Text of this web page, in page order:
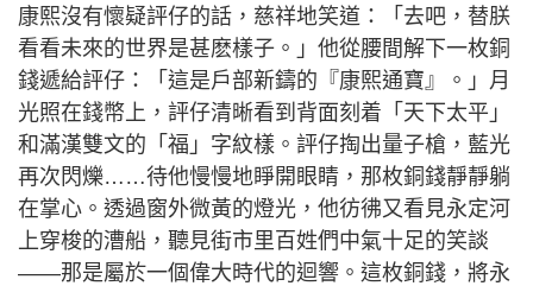
康熙沒有懷疑評仔的話，慈祥地笑道：「去吧，替朕
看看未來的世界是甚麽樣子。」他從腰間解下一枚銅
錢遞給評仔：「這是戶部新鑄的『康熙通寶』。」月
光照在錢幣上，評仔清晰看到背面刻着「天下太平」
和滿漢雙文的「福」字紋樣。評仔掏出量子槍，藍光
再次閃爍……待他慢慢地睜開眼睛，那枚銅錢靜靜躺
在掌心。透過窗外微黃的燈光，他彷彿又看見永定河
上穿梭的漕船，聽見街市里百姓們中氣十足的笑談
——那是屬於一個偉大時代的迴響。這枚銅錢，將永